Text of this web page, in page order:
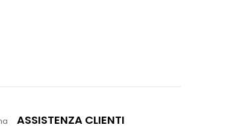
ASSISTENZA CLIENTI